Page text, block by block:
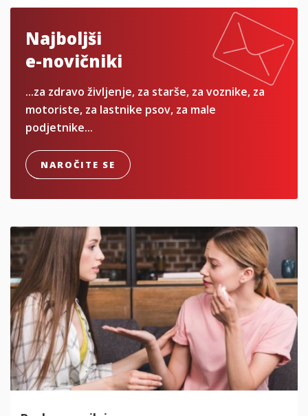
Najboljši
e-⁠novičniki
...za zdravo življenje, za starše, za voznike, za
motoriste, za lastnike psov, za male
podjetnike...
NAROČITE SE